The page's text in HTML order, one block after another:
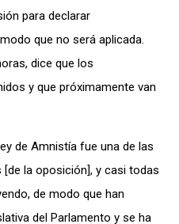
para declarar
que no será aplicada.
dice que los
y que próximamente van
de Amnistía fue una de las
la oposición], y casi todas
de modo que han
del Parlamento y se ha